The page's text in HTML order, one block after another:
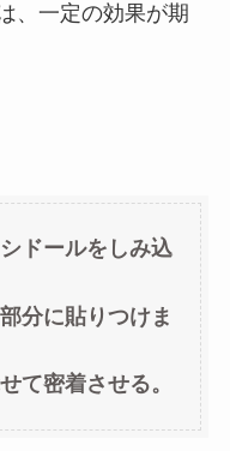
、一定の効果が期
ドールをしみ込
分に貼りつけま
て密着させる。